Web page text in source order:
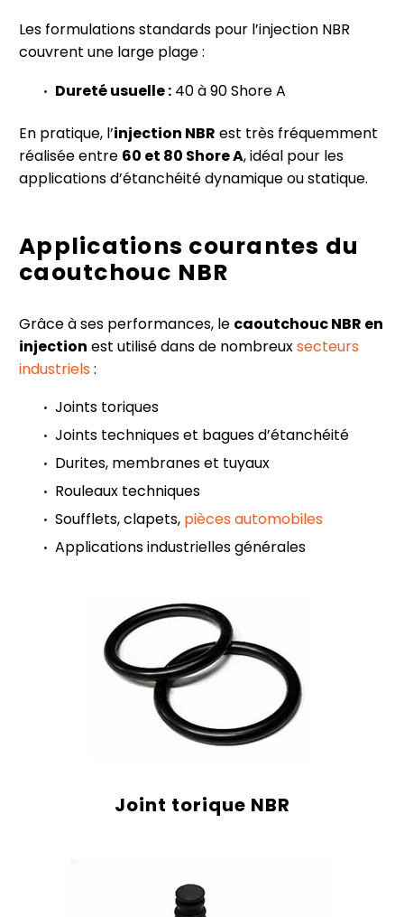
Les formulations standards pour l’injection NBR
couvrent une large plage :
Dureté usuelle : 40 à 90 Shore A
En pratique, l’injection NBR est très fréquemment
réalisée entre 60 et 80 Shore A, idéal pour les
applications d’étanchéité dynamique ou statique.
Applications courantes du
caoutchouc NBR
Grâce à ses performances, le caoutchouc NBR en
injection est utilisé dans de nombreuxsecteurs
industriels :
Joints toriques
Joints techniques et bagues d’étanchéité
Durites, membranes et tuyaux
Rouleaux techniques
Soufflets, clapets, pièces automobiles
Applications industrielles générales
Joint torique NBR